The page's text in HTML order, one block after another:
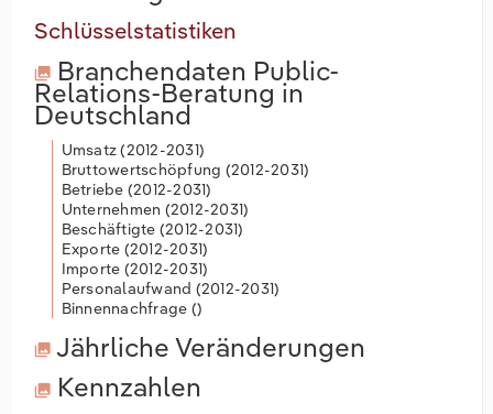
Schlüsselstatistiken
Branchendaten Public-
Relations-Beratung in
Deutschland
Umsatz (2012-2031)
Bruttowertschöpfung (2012-2031)
Betriebe (2012-2031)
Unternehmen (2012-2031)
Beschäftigte (2012-2031)
Exporte (2012-2031)
Importe (2012-2031)
Personalaufwand (2012-2031)
Binnennachfrage ()
Jährliche Veränderungen
Kennzahlen